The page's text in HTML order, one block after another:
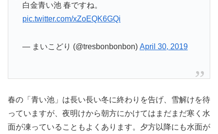
白金青い池 春ですね。
pic.twitter.com/xZoEQK6GQi
— まいこどり (@tresbonbonbon) April 30, 2019
春の「青い池」は長い長い冬に終わりを告げ、雪解けを待
っていますが、夜明けから朝方にかけてはまだまだ寒く水
面が凍っていることもよくあります。夕方以降にも水面が